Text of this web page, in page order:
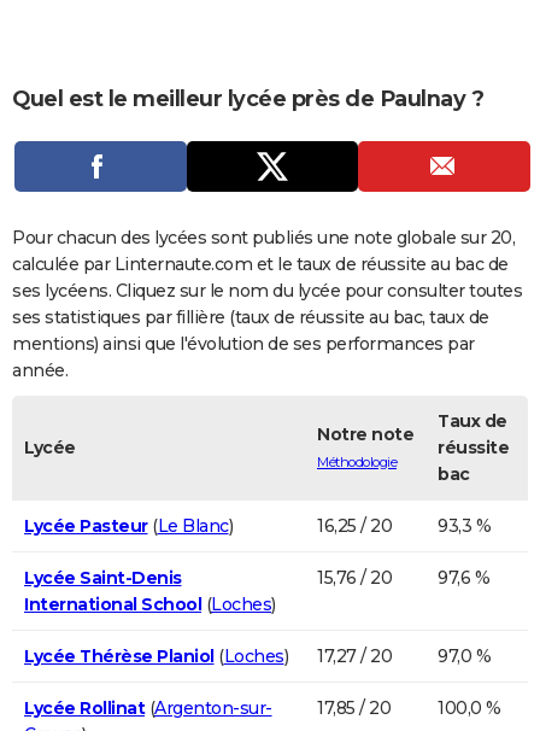
Dictionnaire
Biographies
Expressions
Proverbes
PROGRAMME TV
COPAINS D'AVANT
S'inscrire
Se connecter
Lycées
Collèges
Primaires
Universités
Entreprises
Service militaire
Avis de recherche
AVIS DE DÉCÈS
FORUM
Bricolage
Lifestyle
Culture
Sport
Auto
Television
Voyage
Cinema
Quel est le meilleur lycée près de Paulnay ?
Pour chacun des lycées sont publiés une note globale sur 20,
calculée par Linternaute.com et le taux de réussite au bac de
ses lycéens. Cliquez sur le nom du lycée pour consulter toutes
ses statistiques par fillière (taux de réussite au bac, taux de
mentions) ainsi que l'évolution de ses performances par
année.
Lycée
Notre note
Méthodologie
Taux de
réussite
bac
Lycée Pasteur(Le Blanc) 16,25 / 20 93,3 %
Lycée Saint-Denis
International School(Loches)
15,76 / 20 97,6 %
Lycée Thérèse Planiol(Loches) 17,27 / 20 97,0 %
Lycée Rollinat(Argenton-sur-
17,85 / 20 100,0 %